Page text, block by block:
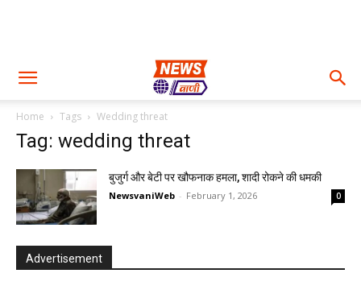
Home Tags Wedding threat
Tag: wedding threat
बुजुर्ग और बेटी पर खौफनाक हमला, शादी रोकने की धमकी
NewsvaniWeb - February 1, 2026 0
Advertisement